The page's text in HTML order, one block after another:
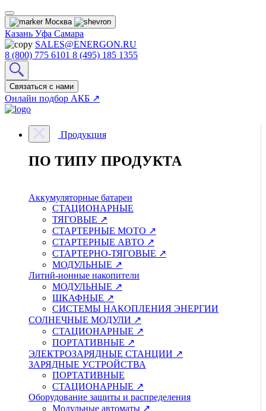
Москва
Казань Уфа Самара
SALES@ENERGON.RU
8 (800) 775 6101 8 (495) 185 1355
Связаться с нами
Онлайн подбор АКБ ↗
Продукция
ПО ТИПУ ПРОДУКТА
Аккумуляторные батареи
СТАЦИОНАРНЫЕ
ТЯГОВЫЕ ↗
СТАРТЕРНЫЕ МОТО ↗
СТАРТЕРНЫЕ АВТО ↗
СТАРТЕРНО-ТЯГОВЫЕ ↗
МОДУЛЬНЫЕ ↗
Литий-ионные накопители
МОДУЛЬНЫЕ ↗
ШКАФНЫЕ ↗
СИСТЕМЫ НАКОПЛЕНИЯ ЭНЕРГИИ
СОЛНЕЧНЫЕ МОДУЛИ ↗
СТАЦИОНАРНЫЕ ↗
ПОРТАТИВНЫЕ ↗
ЭЛЕКТРОЗАРЯДНЫЕ СТАНЦИИ ↗
ЗАРЯДНЫЕ УСТРОЙСТВА
ПОРТАТИВНЫЕ
СТАЦИОНАРНЫЕ ↗
Оборудование защиты и распределения
Модульные автоматы ↗